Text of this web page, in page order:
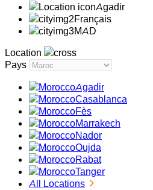
Agadir
Français
MAD
Location
Pays
Agadir
Casablanca
Fès
Marrakech
Nador
Oujda
Rabat
Tanger
All Locations